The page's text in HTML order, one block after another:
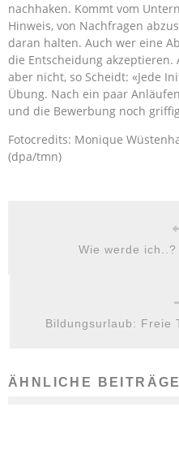
nachhaken. Kommt vom
Hinweis, von Nachfragen
daran halten. Auch wer eine
die Entscheidung
aber nicht, so Scheidt: «Jede
Übung. Nach ein paar
und die Bewerbung noch
Fotocredits: Monique
(dpa/tmn)
Wie werde
Bildungsurlaub: Freie
ÄHNLICHE BEITRÄGE